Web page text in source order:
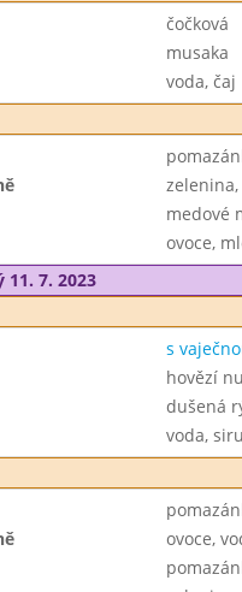
čočková
musaka
voda, čaj
zelenina,
medové
ovoce,
11. 7. 2023
s
hovězí
dušená
voda,
ovoce,